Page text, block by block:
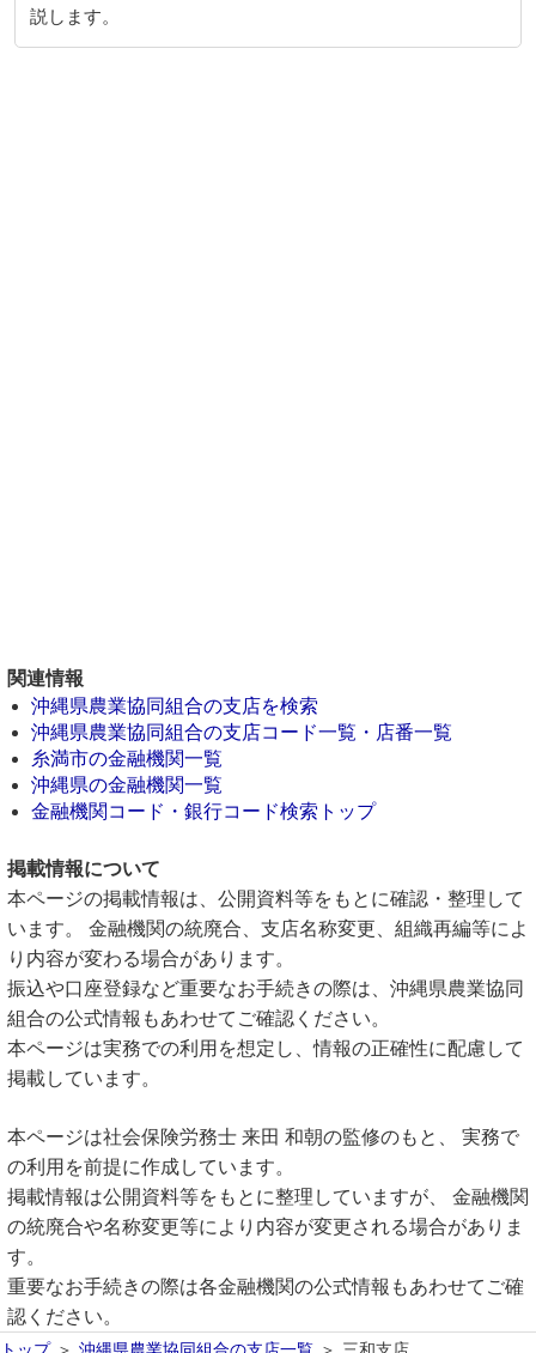
説します。
関連情報
沖縄県農業協同組合の支店を検索
沖縄県農業協同組合の支店コード一覧・店番一覧
糸満市の金融機関一覧
沖縄県の金融機関一覧
金融機関コード・銀行コード検索トップ
掲載情報について
本ページの掲載情報は、公開資料等をもとに確認・整理して
います。 金融機関の統廃合、支店名称変更、組織再編等によ
り内容が変わる場合があります。
振込や口座登録など重要なお手続きの際は、沖縄県農業協同
組合の公式情報もあわせてご確認ください。
本ページは実務での利用を想定し、情報の正確性に配慮して
掲載しています。
本ページは社会保険労務士 来田 和朝の監修のもと、 実務で
の利用を前提に作成しています。
掲載情報は公開資料等をもとに整理していますが、 金融機関
の統廃合や名称変更等により内容が変更される場合がありま
す。
重要なお手続きの際は各金融機関の公式情報もあわせてご確
認ください。